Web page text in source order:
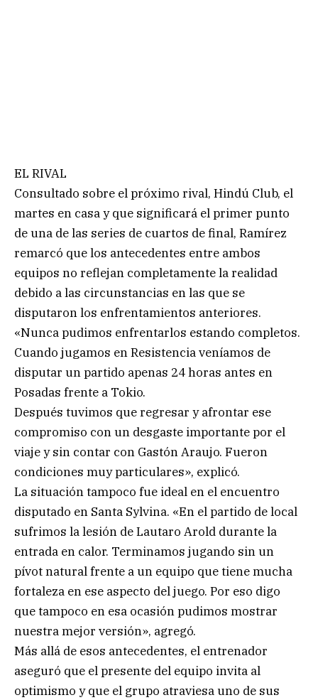
EL RIVAL
Consultado sobre el próximo rival, Hindú Club, el
martes en casa y que significará el primer punto
de una de las series de cuartos de final, Ramírez
remarcó que los antecedentes entre ambos
equipos no reflejan completamente la realidad
debido a las circunstancias en las que se
disputaron los enfrentamientos anteriores.
«Nunca pudimos enfrentarlos estando completos.
Cuando jugamos en Resistencia veníamos de
disputar un partido apenas 24 horas antes en
Posadas frente a Tokio.
Después tuvimos que regresar y afrontar ese
compromiso con un desgaste importante por el
viaje y sin contar con Gastón Araujo. Fueron
condiciones muy particulares», explicó.
La situación tampoco fue ideal en el encuentro
disputado en Santa Sylvina. «En el partido de local
sufrimos la lesión de Lautaro Arold durante la
entrada en calor. Terminamos jugando sin un
pívot natural frente a un equipo que tiene mucha
fortaleza en ese aspecto del juego. Por eso digo
que tampoco en esa ocasión pudimos mostrar
nuestra mejor versión», agregó.
Más allá de esos antecedentes, el entrenador
aseguró que el presente del equipo invita al
optimismo y que el grupo atraviesa uno de sus